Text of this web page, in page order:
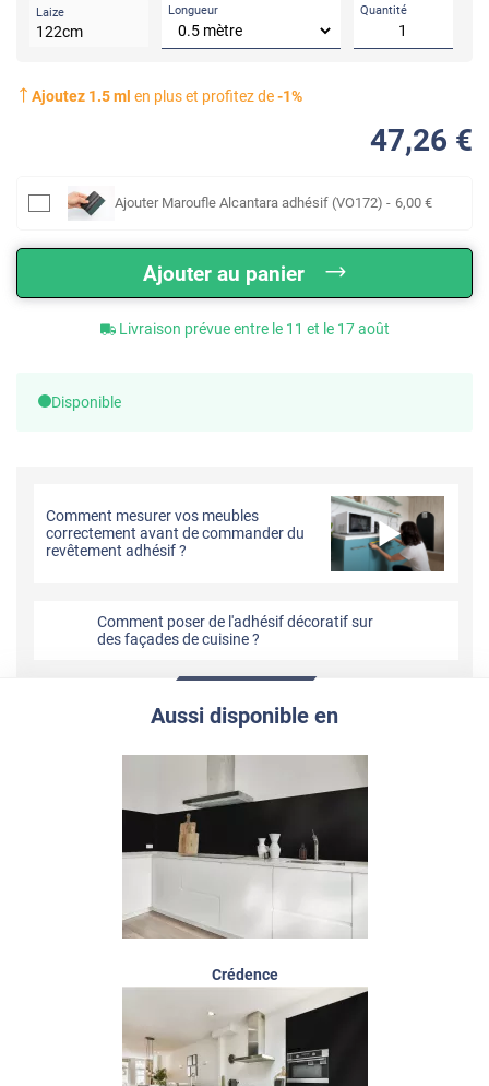
Laize
122cm
Longueur Quantité
Ajoutez 1.5ml en plus et profitez de-1%
47,26 €
Ajouter Maroufle Alcantara adhésif (VO172) - 6,00 €
Ajouter au panier
Livraison prévue entre le 11 et le 17 août
Disponible
Comment mesurer vos meubles
correctement avant de commander du
revêtement adhésif ?
Comment poser de l'adhésif décoratif sur
des façades de cuisine ?
Aussi disponible en
Crédence